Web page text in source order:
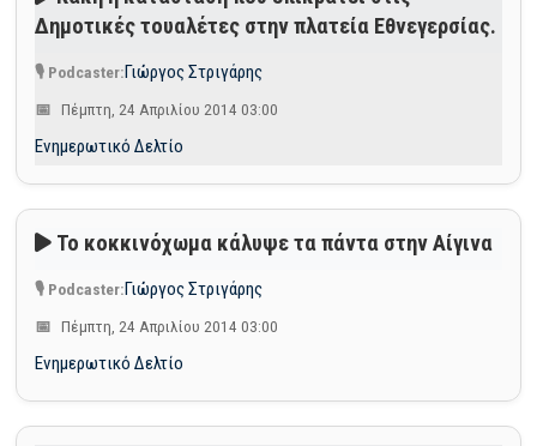
Δημοτικές τουαλέτες στην πλατεία Εθνεγερσίας.
Γιώργος Στριγάρης
Πέμπτη, 24 Απριλίου 2014 03:00
Ενημερωτικό Δελτίο
Το κοκκινόχωμα κάλυψε τα πάντα στην Αίγινα
Γιώργος Στριγάρης
Πέμπτη, 24 Απριλίου 2014 03:00
Ενημερωτικό Δελτίο